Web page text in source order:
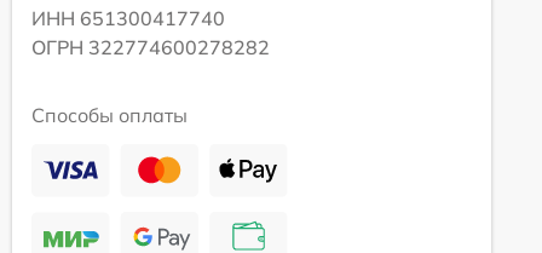
ИНН 651300417740
ОГРН 322774600278282
Способы оплаты